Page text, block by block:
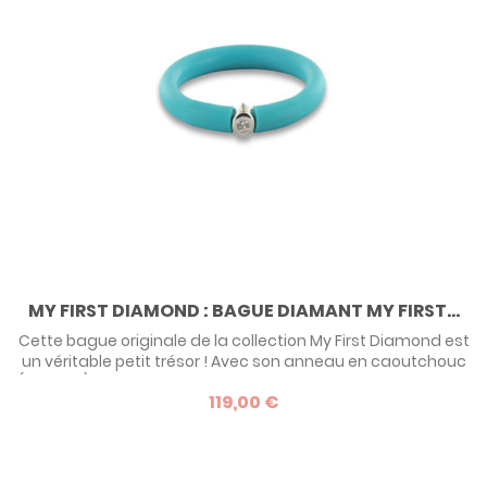
MY FIRST DIAMOND : BAGUE DIAMANT MY FIRST...
Cette bague originale de la collection My First Diamond est
un véritable petit trésor ! Avec son anneau en caoutchouc
fait un premier bijou aussi précieux qu’original. Parfaite pour
119,00 €